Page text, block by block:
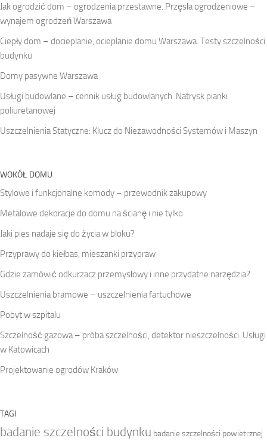
Jak ogrodzić dom – ogrodzenia przestawne. Przęsła ogrodzeniowe –
wynajem ogrodzeń Warszawa
Ciepły dom – docieplanie, ocieplanie domu Warszawa. Testy szczelności
budynku
Domy pasywne Warszawa
Usługi budowlane – cennik usług budowlanych. Natrysk pianki
poliuretanowej
Uszczelnienia Statyczne: Klucz do Niezawodności Systemów i Maszyn
WOKÓŁ DOMU
Stylowe i funkcjonalne komody – przewodnik zakupowy
Metalowe dekoracje do domu na ścianę i nie tylko
Jaki pies nadaje się do życia w bloku?
Przyprawy do kiełbas, mieszanki przypraw
Gdzie zamówić odkurzacz przemysłowy i inne przydatne narzędzia?
Uszczelnienia bramowe – uszczelnienia fartuchowe
Pobyt w szpitalu
Szczelność gazowa – próba szczelności, detektor nieszczelności. Usługi
w Katowicach
Projektowanie ogrodów Kraków
TAGI
badanie szczelności budynku badanie szczelności powietrznej